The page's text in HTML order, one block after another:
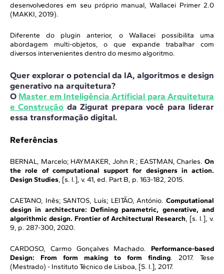
desenvolvedores em seu próprio manual, Wallacei Primer 2.0
(MAKKI, 2019).
Diferente do plugin anterior, o Wallacei possibilita uma
abordagem multi-objetos, o que expande trabalhar com
diversos intervenientes dentro do mesmo algoritmo.
Quer explorar o potencial da IA, algoritmos e design
generativo na arquitetura?
O Master em Inteligência Artificial para Arquitetura
e Construção da Zigurat prepara você para liderar
essa transformação digital.
Referências
BERNAL, Marcelo; HAYMAKER, John R.; EASTMAN, Charles. On
the role of computational support for designers in action.
Design Studies, [s. l.], v. 41, ed. Part B, p. 163-182, 2015.
CAETANO, Inês; SANTOS, Luís; LEITÃO, António. Computational
design in architecture: Defining parametric, generative, and
algorithmic design. Frontier of Architectural Research, [s. l.], v.
9, p. 287-300, 2020.
CARDOSO, Carmo Gonçalves Machado. Performance-based
Design: From form making to form finding. 2017. Tese
(Mestrado) - Instituto Técnico de Lisboa, [S. l.], 2017.